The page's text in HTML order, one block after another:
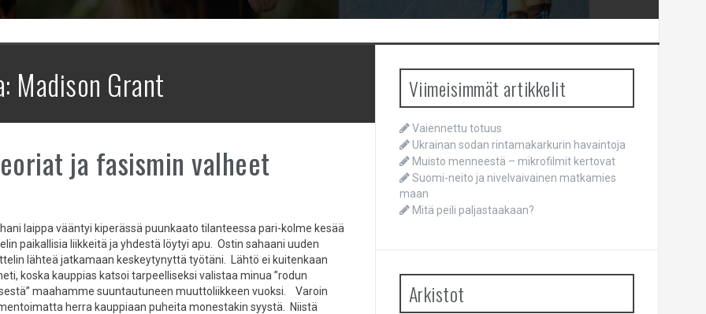
Madison Grant
ja fasismin valheet
laippa vääntyi kiperässä puunkaato tilanteessa pari-kolme kesää
paikallisia liikkeitä ja yhdestä löytyi apu. Ostin sahaani uuden
lähteä jatkamaan keskeytynyttä työtäni. Lähtö ei kuitenkaan
koska kauppias katsoi tarpeelliseksi valistaa minua ”rodun
maahamme suuntautuneen muuttoliikkeen vuoksi. Varoin
herra kauppiaan puheita monestakin syystä. Niistä
Viimeisimmät artikkelit
Vaiennettu totuus
Ukrainan sodan rintamakarkurin havaintoja
Muisto menneestä – mikrofilmit kertovat
Suomi-neito ja nivelvaivainen matkamies
maan
Mitä peili paljastaakaan?
Arkistot